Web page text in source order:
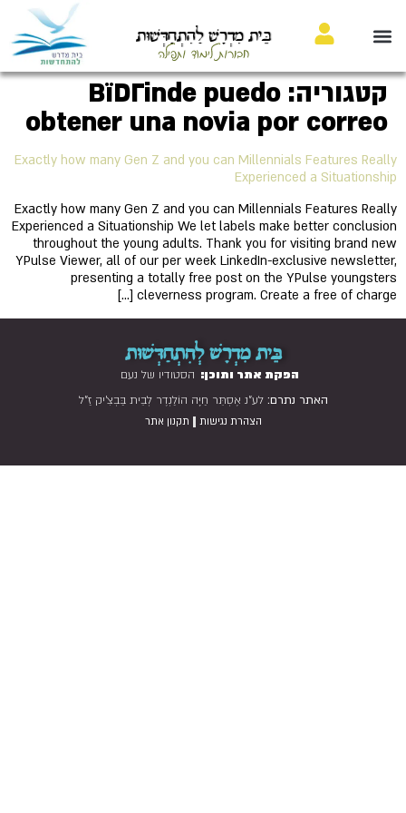
בֵּית מִדְרָשׁ לַהִתְחַדְּשׁוּת
חבורות לימוד ותפילה
קטגוריה: ВїDГіnde puedo
obtener una novia por correo
Exactly how many Gen Z and you can Millennials Features Really
Experienced a Situationship
Exactly how many Gen Z and you can Millennials Features Really
Experienced a Situationship We let labels make better conclusion
throughout the young adults. Thank you for visiting brand new
YPulse Viewer, all of our per week LinkedIn-exclusive newsletter,
presenting a totally free post on the YPulse youngsters
cleverness program. Create a free of charge […]
בֵּית מִדְרָשׁ לְהִתְחַדְּשׁוּת
הפקת אתר ותוכן: הסטודיו של נעם
האתר נתרם:לע"נ אֶסְתֵּר חַיָּה הוֹלַנְדֶר לְבֵית בַּבְצִ'יק זַ"ל
הצהרת נגישות | תקנון אתר